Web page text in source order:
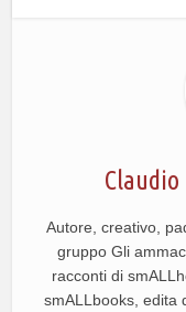
Autore, creativo,
gruppo Gli
racconti di
smALLbooks, edita